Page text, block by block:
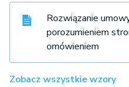
Rozwiązanie
porozumieniem
omówieniem
Zobacz wszystkie wzory